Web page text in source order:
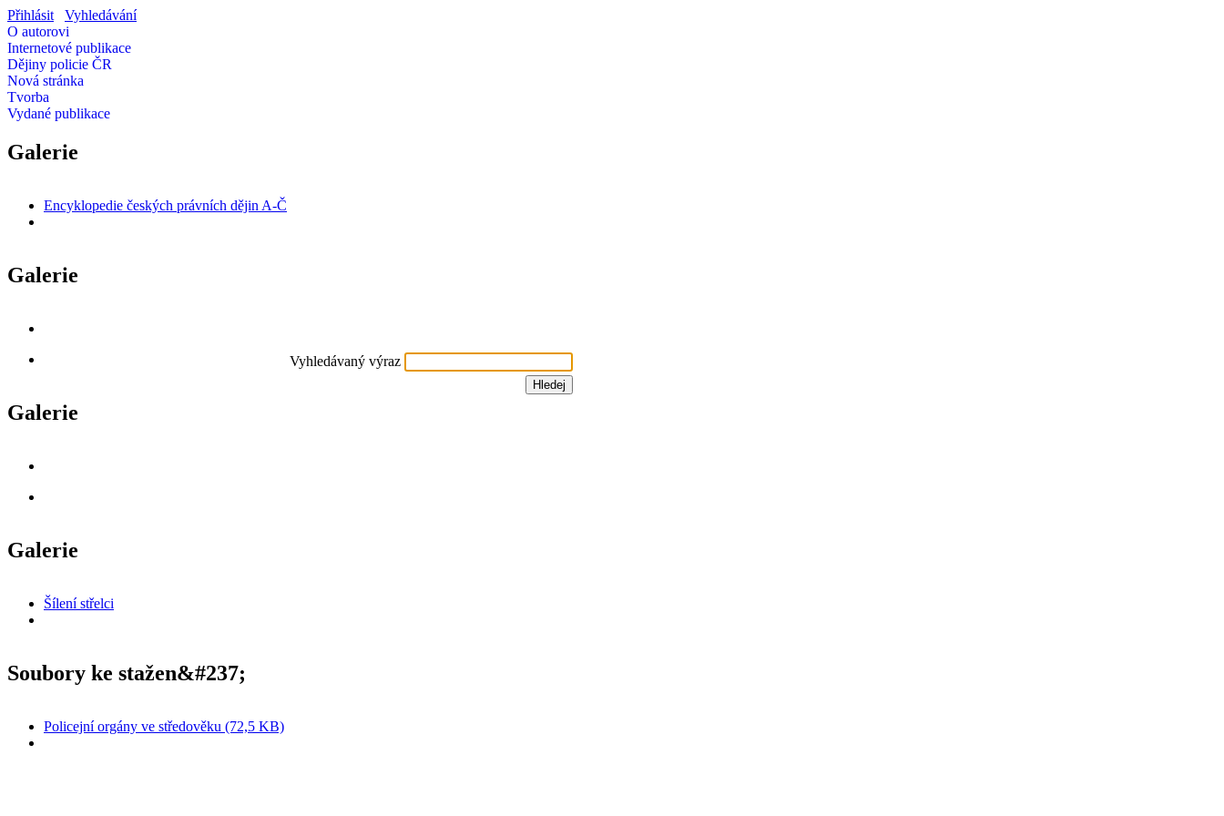
Přihlásit
Vyhledávání
O autorovi
Internetové publikace
Dějiny policie ČR
Nová stránka
Tvorba
Vydané publikace
Galerie
Encyklopedie českých právních dějin A-Č
Galerie
Galerie
Galerie
Šílení střelci
Soubory ke stažen&#237;
Policejní orgány ve středověku (72,5 KB)
Vyhledávaný výraz